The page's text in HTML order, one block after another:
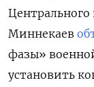
Центрального
Миннекаев
фазы»
установить